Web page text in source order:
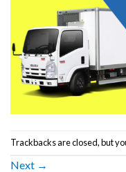
Trackbacks are closed, but
Next →